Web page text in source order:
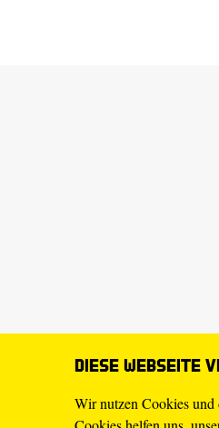
Diese Webseite
Wir nutzen Cookies